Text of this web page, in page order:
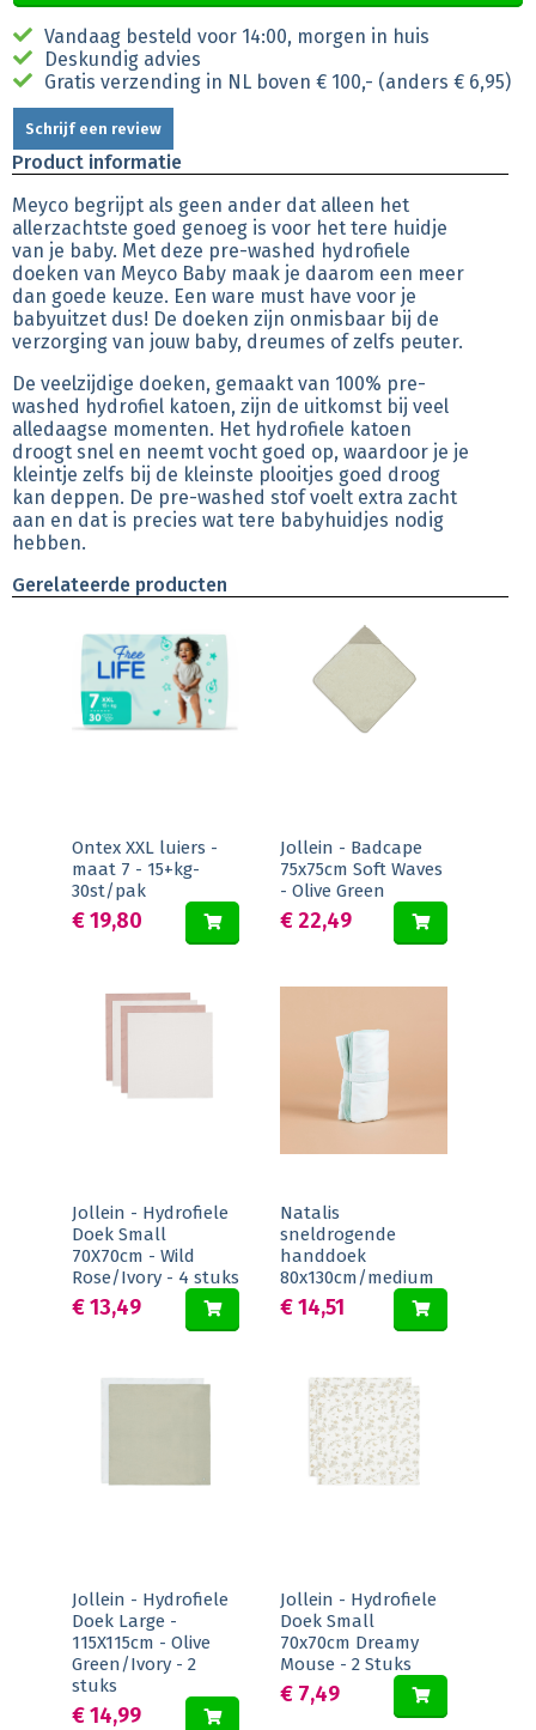
Vandaag besteld voor 14:00, morgen in huis
Deskundig advies
Gratis verzending in NL boven € 100,- (anders € 6,95)
Schrijf een review
Product informatie
Meyco begrijpt als geen ander dat alleen het
allerzachtste goed genoeg is voor het tere huidje
van je baby. Met deze pre-washed hydrofiele
doeken van Meyco Baby maak je daarom een meer
dan goede keuze. Een ware must have voor je
babyuitzet dus! De doeken zijn onmisbaar bij de
verzorging van jouw baby, dreumes of zelfs peuter.
De veelzijdige doeken, gemaakt van 100% pre-
washed hydrofiel katoen, zijn de uitkomst bij veel
alledaagse momenten. Het hydrofiele katoen
droogt snel en neemt vocht goed op, waardoor je je
kleintje zelfs bij de kleinste plooitjes goed droog
kan deppen. De pre-washed stof voelt extra zacht
aan en dat is precies wat tere babyhuidjes nodig
hebben.
Gerelateerde producten
Ontex XXL luiers -
maat 7 - 15+kg-
30st/pak
€ 19,80
Jollein - Badcape
75x75cm Soft Waves
- Olive Green
€ 22,49
Jollein - Hydrofiele
Doek Small
70X70cm - Wild
Rose/Ivory - 4 stuks
€ 13,49
Natalis
sneldrogende
handdoek
80x130cm/medium
€ 14,51
Jollein - Hydrofiele
Doek Large -
115X115cm - Olive
Green/Ivory - 2
stuks
€ 14,99
Jollein - Hydrofiele
Doek Small
70x70cm Dreamy
Mouse - 2 Stuks
€ 7,49